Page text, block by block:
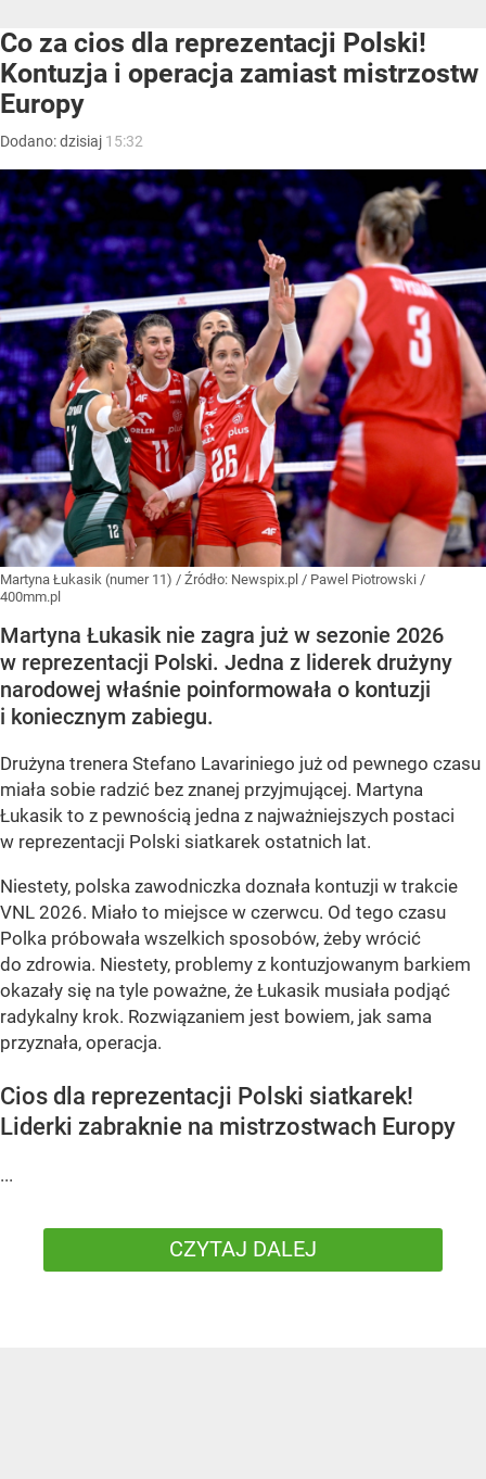
Co za cios dla reprezentacji Polski!
Kontuzja i operacja zamiast mistrzostw
Europy
Dodano:dzisiaj 15:32
Martyna Łukasik (numer 11) / Źródło: Newspix.pl / Pawel Piotrowski /
400mm.pl
Martyna Łukasik nie zagra już w sezonie 2026
w reprezentacji Polski. Jedna z liderek drużyny
narodowej właśnie poinformowała o kontuzji
i koniecznym zabiegu.
Drużyna trenera Stefano Lavariniego już od pewnego czasu
miała sobie radzić bez znanej przyjmującej. Martyna
Łukasik to z pewnością jedna z najważniejszych postaci
w reprezentacji Polski siatkarek ostatnich lat.
Niestety, polska zawodniczka doznała kontuzji w trakcie
VNL 2026. Miało to miejsce w czerwcu. Od tego czasu
Polka próbowała wszelkich sposobów, żeby wrócić
do zdrowia. Niestety, problemy z kontuzjowanym barkiem
okazały się na tyle poważne, że Łukasik musiała podjąć
radykalny krok. Rozwiązaniem jest bowiem, jak sama
przyznała, operacja.
Cios dla reprezentacji Polski siatkarek!
Liderki zabraknie na mistrzostwach Europy
...
CZYTAJ DALEJ